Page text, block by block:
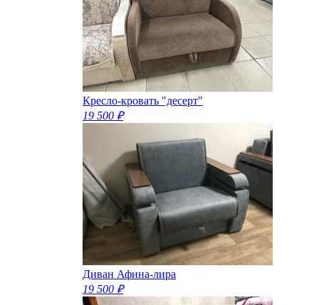
Кресло-кровать "десерт"
19 500 ₽
Диван Афина-лира
19 500 ₽